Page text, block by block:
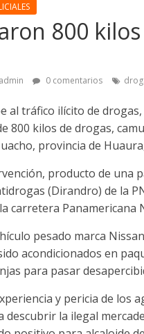
800
admin 0 comentarios
al tráfico ilícito de
800 kilos de drogas,
provincia de
producto de una
(Dirandro) de la
carretera Panamericana
pesado marca
acondicionados en
para pasar
y pericia de los
descubrir la ilegal